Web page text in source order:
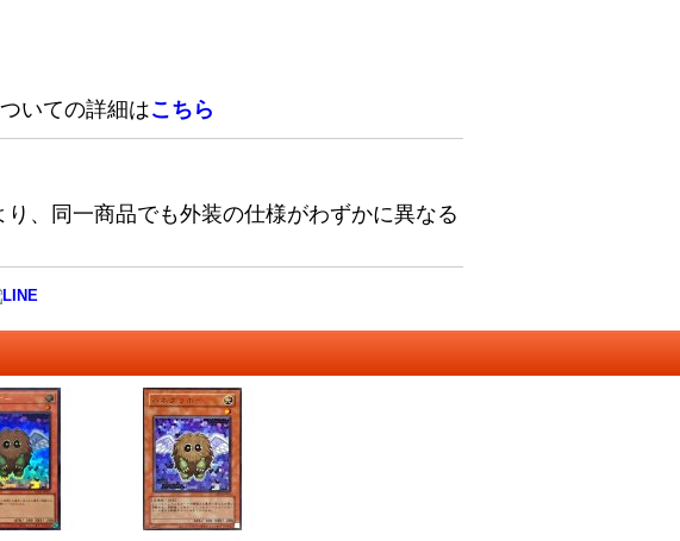
いての詳細はこちら
、同一商品でも外装の仕様がわずかに異なる